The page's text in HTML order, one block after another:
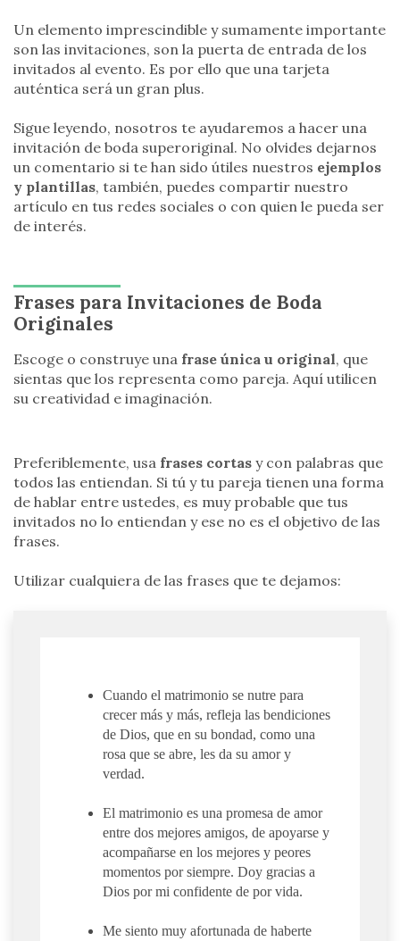
Un elemento imprescindible y sumamente importante
son las invitaciones, son la puerta de entrada de los
invitados al evento. Es por ello que una tarjeta
auténtica será un gran plus.
Sigue leyendo, nosotros te ayudaremos a hacer una
invitación de boda superoriginal. No olvides dejarnos
un comentario si te han sido útiles nuestros ejemplos
y plantillas, también, puedes compartir nuestro
artículo en tus redes sociales o con quien le pueda ser
de interés.
Frases para Invitaciones de Boda
Originales
Escoge o construye una frase única u original, que
sientas que los representa como pareja. Aquí utilicen
su creatividad e imaginación.
Preferiblemente, usa frases cortas y con palabras que
todos las entiendan. Si tú y tu pareja tienen una forma
de hablar entre ustedes, es muy probable que tus
invitados no lo entiendan y ese no es el objetivo de las
frases.
Utilizar cualquiera de las frases que te dejamos:
Cuando el matrimonio se nutre para
crecer más y más, refleja las bendiciones
de Dios, que en su bondad, como una
rosa que se abre, les da su amor y
verdad.
El matrimonio es una promesa de amor
entre dos mejores amigos, de apoyarse y
acompañarse en los mejores y peores
momentos por siempre. Doy gracias a
Dios por mi confidente de por vida.
Me siento muy afortunada de haberte